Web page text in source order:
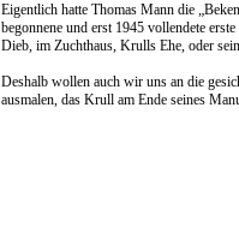
Eigentlich hatte Thomas Mann die
begonnene und erst 1945 vollendete
Dieb, im Zuchthaus, Krulls Ehe, oder
Deshalb wollen auch wir uns an die
ausmalen, das Krull am Ende seines